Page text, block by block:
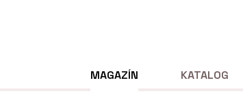
MAGAZÍN KATALOG